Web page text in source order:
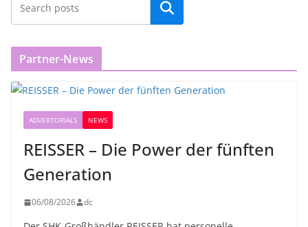
Partner-News
ADVERTORIALS NEWS
REISSER – Die Power der fünften
Generation
06/08/2026 dc